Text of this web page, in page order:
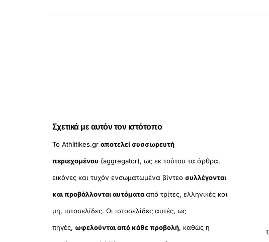
Σχετικά με αυτόν τον ιστότοπο
Το Athlitikes.gr αποτελεί συσσωρευτή
περιεχομένου (aggregator), ως εκ τούτου τα άρθρα,
εικόνες και τυχόν ενσωματωμένα βίντεο συλλέγονται
και προβάλλονται αυτόματααπό τρίτες, ελληνικές και
μη, ιστοσελίδες. Οι ιστοσελίδες αυτές, ως
πηγές, ωφελούνται από κάθε προβολή, καθώς η